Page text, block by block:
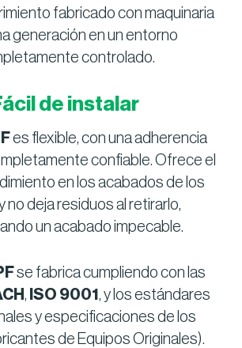
fabricado con maquinaria
generación en un entorno
controlado.
de instalar
es flexible, con una adherencia
confiable. Ofrece el
en los acabados de los
no deja residuos al retirarlo,
un acabado impecable.
se fabrica cumpliendo con las
, ISO 9001 , y los estándares
y especificaciones de los
de Equipos Originales).